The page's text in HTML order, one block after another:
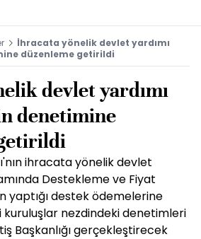
İhracata yönelik devlet yardımı
düzenleme getirildi
devlet yardımı
denetimine
ihracata yönelik devlet
Destekleme ve Fiyat
yaptığı destek ödemelerine
kuruluşlar nezdindeki denetimleri
Başkanlığı gerçekleştirecek